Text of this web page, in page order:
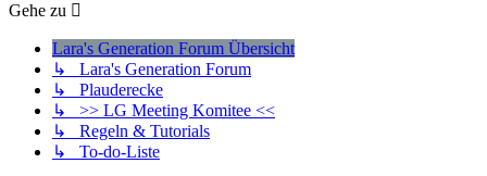
Gehe zu
Lara's Generation Forum Übersicht
↳ Lara's Generation Forum
↳ Plauderecke
↳ >> LG Meeting Komitee <<
↳ Regeln & Tutorials
↳ To-do-Liste